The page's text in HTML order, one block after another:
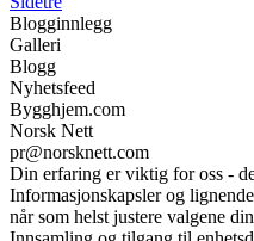
Blogginnlegg
Galleri
Blogg
Nyhetsfeed
Bygghjem.com
Norsk Nett
pr@norsknett.com
Din erfaring er viktig for oss -
Informasjonskapsler og
når som helst justere valgene